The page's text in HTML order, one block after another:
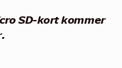
SD-kort kommer